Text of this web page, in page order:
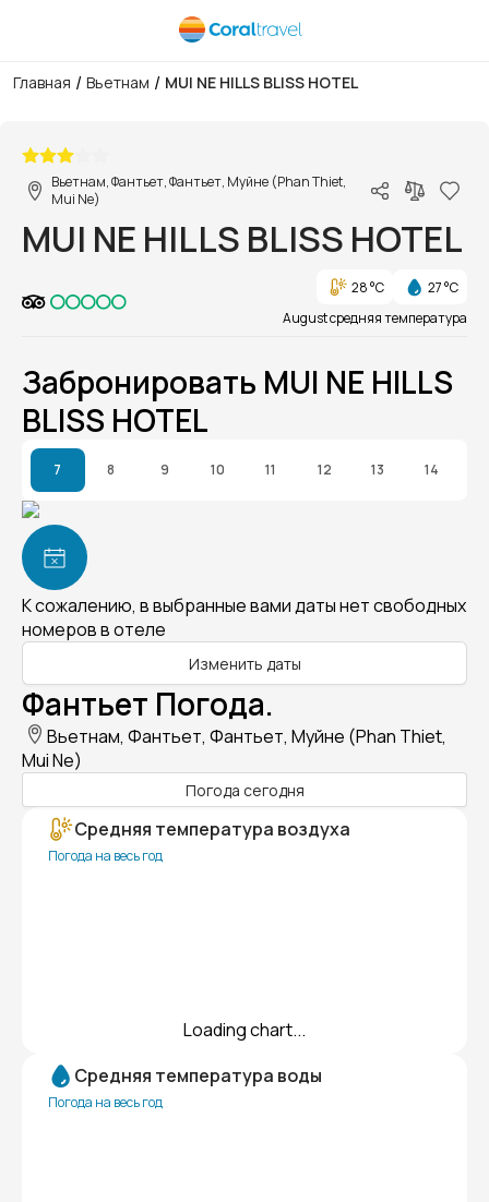
Главная / Вьетнам / MUI NE HILLS BLISS HOTEL
Вьетнам, Фантьет, Фантьет, Муйне (Phan Thiet,
Mui Ne)
MUI NE HILLS BLISS HOTEL
28 °C
27 °C
August средняя температура
Забронировать MUI NE HILLS
BLISS HOTEL
7 8 9 10 11 12 13 14
К сожалению, в выбранные вами даты нет свободных
номеров в отеле
Изменить даты
Фантьет Погода.
Вьетнам, Фантьет, Фантьет, Муйне (Phan Thiet,
Mui Ne)
Погода сегодня
Средняя температура воздуха
Погода на весь год
Loading chart...
Средняя температура воды
Погода на весь год